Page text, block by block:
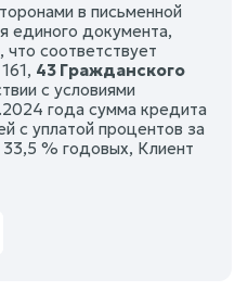
в письменной
единого документа,
что соответствует
43 Гражданского
с условиями
года сумма кредита
с уплатой процентов за
% годовых, Клиент